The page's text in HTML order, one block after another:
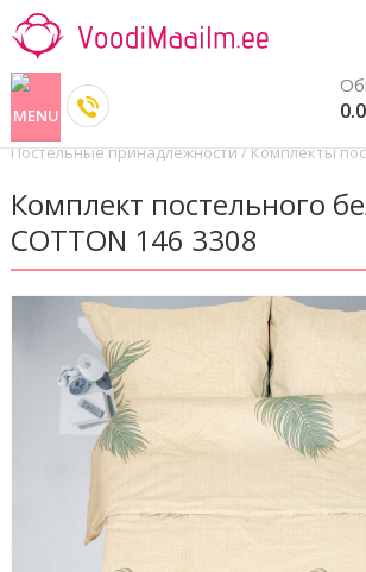
Постельные принадлежности/Комплекты
Комплект постельного
COTTON 146 3308